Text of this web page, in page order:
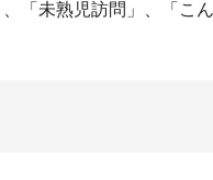
、「 未熟児訪問 」、「こ